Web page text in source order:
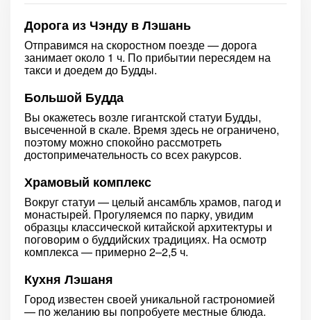
Дорога из Чэнду в Лэшань
Отправимся на скоростном поезде — дорога
занимает около 1 ч. По прибытии пересядем на
такси и доедем до Будды.
Большой Будда
Вы окажетесь возле гигантской статуи Будды,
высеченной в скале. Время здесь не ограничено,
поэтому можно спокойно рассмотреть
достопримечательность со всех ракурсов.
Храмовый комплекс
Вокруг статуи — целый ансамбль храмов, пагод и
монастырей. Прогуляемся по парку, увидим
образцы классической китайской архитектуры и
поговорим о буддийских традициях. На осмотр
комплекса — примерно 2–2,5 ч.
Кухня Лэшаня
Город известен своей уникальной гастрономией
— по желанию вы попробуете местные блюда.